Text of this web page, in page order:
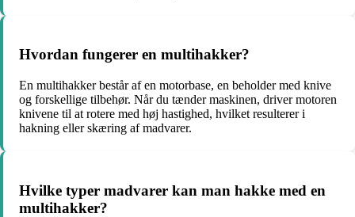
Hvordan fungerer en multihakker?
En multihakker består af en motorbase, en beholder med knive
og forskellige tilbehør. Når du tænder maskinen, driver motoren
knivene til at rotere med høj hastighed, hvilket resulterer i
hakning eller skæring af madvarer.
Hvilke typer madvarer kan man hakke med en
multihakker?